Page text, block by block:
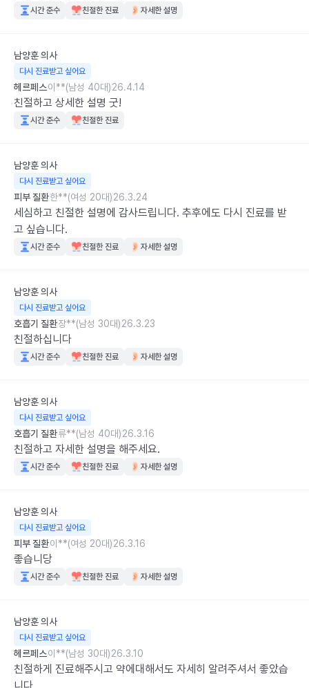
시간 준수 친절한 진료 자세한 설명
남양훈의사
다시 진료받고 싶어요
헤르페스이**(남성 40대)26.4.14
친절하고 상세한 설명 굿!
시간 준수 친절한 진료
남양훈의사
다시 진료받고 싶어요
피부 질환한**(여성 20대)26.3.24
세심하고 친절한 설명에 감사드립니다. 추후에도 다시 진료를 받
고 싶습니다.
시간 준수 친절한 진료 자세한 설명
남양훈의사
다시 진료받고 싶어요
호흡기 질환장**(남성 30대)26.3.23
친절하십니다
시간 준수 친절한 진료 자세한 설명
남양훈의사
다시 진료받고 싶어요
호흡기 질환류**(남성 40대)26.3.16
친절하고 자세한 설명을 해주세요.
시간 준수 친절한 진료 자세한 설명
남양훈의사
다시 진료받고 싶어요
피부 질환이**(여성 20대)26.3.16
좋습니당
시간 준수 친절한 진료 자세한 설명
남양훈의사
다시 진료받고 싶어요
헤르페스이**(남성 30대)26.3.10
친절하게 진료해주시고 약에대해서도 자세히 알려주셔서 좋았습